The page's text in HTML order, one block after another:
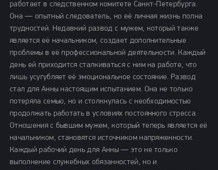
работает в следственном комитете Санкт-Петербурга.
Она — опытный следователь, но её личная жизнь полна
трудностей. Недавний развод с мужем, который также
является её начальником, создает дополнительные
проблемы в её профессиональной деятельности. Каждый
день ей приходится сталкиваться с ним на работе, что
лишь усугубляет её эмоциональное состояние. Развод
стал для Анны настоящим испытанием. Она не только
потеряла семью, но и столкнулась с необходимостью
продолжать работать в условиях постоянного стресса.
Отношения с бывшим мужем, который теперь является её
начальником, становятся источником напряженности.
Каждый рабочий день для Анны — это не только
выполнение служебных обязанностей, но и